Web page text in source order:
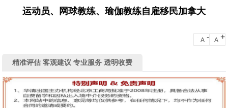
运动员、网球教练、瑜伽教练自雇移民加拿大
A - A +
精准评估 客观建议 专业服务 透明收费